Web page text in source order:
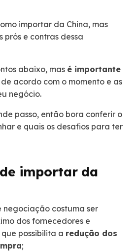
importar da China, mas
prós e contras dessa
abaixo, mas é importante
de acordo com o momento e as
negócio.
passo, então bora conferir o
e quais os desafios para ter
importar da
negociação costuma ser
dos fornecedores e
possibilita a redução dos
;